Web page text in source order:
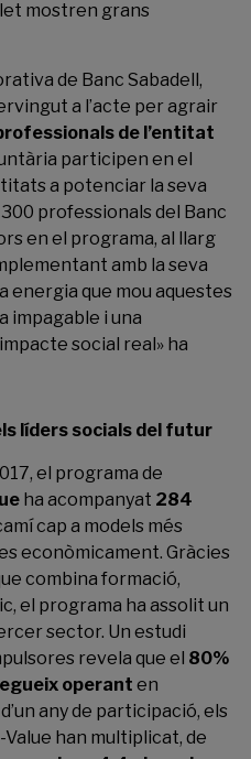
mostren grans
de Banc Sabadell,
a l’acte per agrair
de l’entitat
participen en el
a potenciar la seva
professionals del Banc
en el programa, al llarg
amb la seva
energia que mou aquestes
impagable i una
social real» ha
líders socials del futur
el programa de
ha acompanyat 284
cap a models més
econòmicament. Gràcies
combina formació,
el programa ha assolit un
sector. Un estudi
revela que el 80%
operant en
any de participació, els
han multiplicat, de